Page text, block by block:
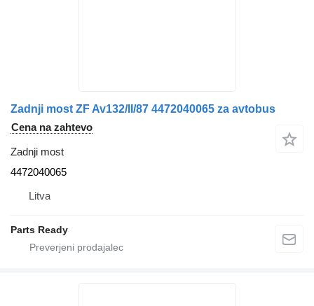
Zadnji most ZF Av132/II/87 4472040065 za avtobus
Cena na zahtevo
Zadnji most
4472040065
Litva
Parts Ready